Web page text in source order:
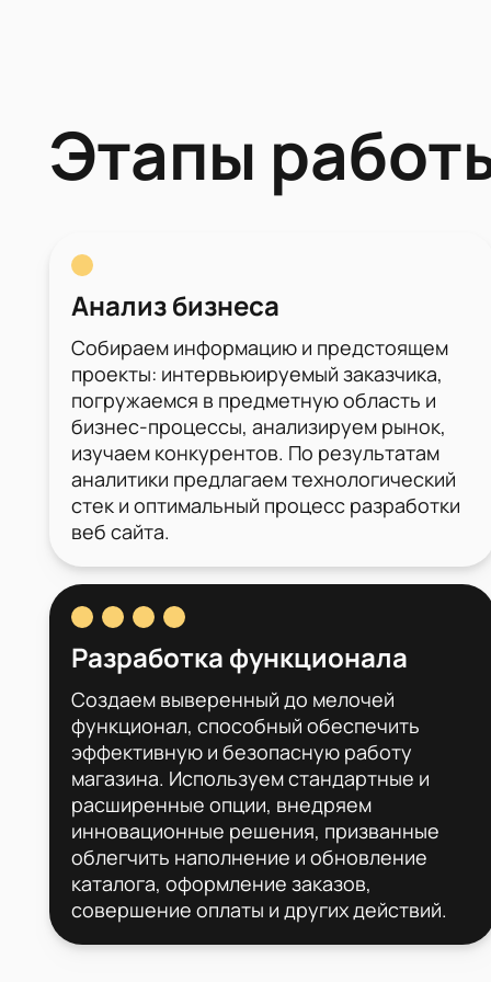
Этапы
Анализ бизнеса
Собираем информацию и предстоящем
проекты: интервьюируемый заказчика,
погружаемся в предметную область и
бизнес-процессы, анализируем рынок,
изучаем конкурентов. По результатам
аналитики предлагаем технологический
стек и оптимальный процесс разработки
веб сайта.
Разработка функционала
Создаем выверенный до мелочей
функционал, способный обеспечить
эффективную и безопасную работу
магазина. Используем стандартные и
расширенные опции, внедряем
инновационные решения, призванные
облегчить наполнение и обновление
каталога, оформление заказов,
совершение оплаты и других действий.